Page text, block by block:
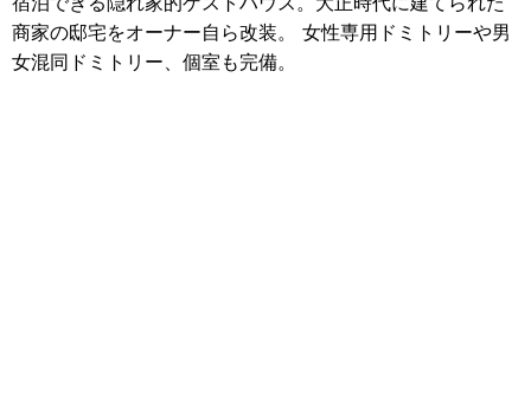
商家の邸宅をオーナー自ら改装。 女性専用ドミトリーや男
女混同ドミトリー、個室も完備。